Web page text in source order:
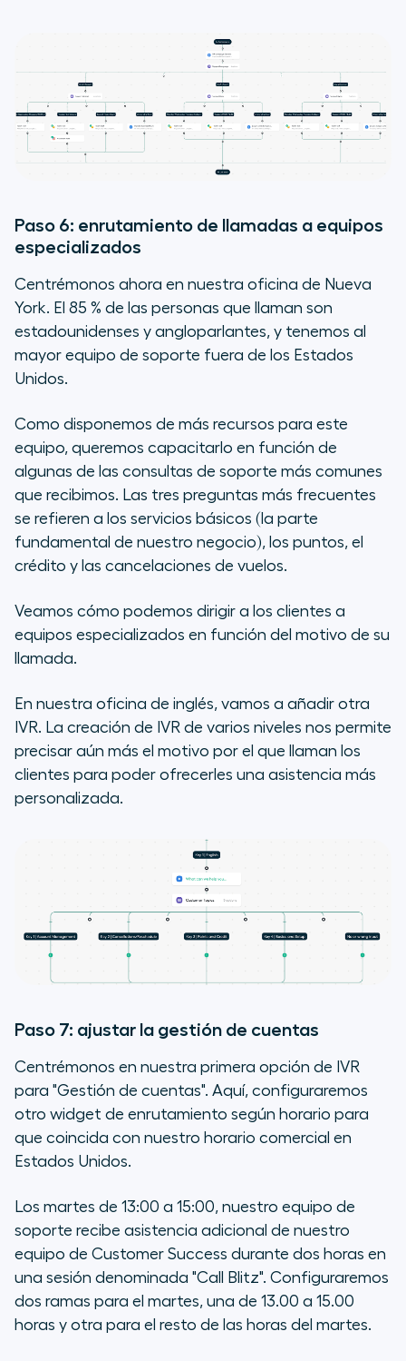
Paso 6: enrutamiento de llamadas a equipos
especializados
Centrémonos ahora en nuestra oficina de Nueva
York. El 85 % de las personas que llaman son
estadounidenses y angloparlantes, y tenemos al
mayor equipo de soporte fuera de los Estados
Unidos.
Como disponemos de más recursos para este
equipo, queremos capacitarlo en función de
algunas de las consultas de soporte más comunes
que recibimos. Las tres preguntas más frecuentes
se refieren a los servicios básicos (la parte
fundamental de nuestro negocio), los puntos, el
crédito y las cancelaciones de vuelos.
Veamos cómo podemos dirigir a los clientes a
equipos especializados en función del motivo de su
llamada.
En nuestra oficina de inglés, vamos a añadir otra
IVR. La creación de IVR de varios niveles nos permite
precisar aún más el motivo por el que llaman los
clientes para poder ofrecerles una asistencia más
personalizada.
Paso 7: ajustar la gestión de cuentas
Centrémonos en nuestra primera opción de IVR
para "Gestión de cuentas". Aquí, configuraremos
otro widget de enrutamiento según horario para
que coincida con nuestro horario comercial en
Estados Unidos.
Los martes de 13:00 a 15:00, nuestro equipo de
soporte recibe asistencia adicional de nuestro
equipo de Customer Success durante dos horas en
una sesión denominada "Call Blitz". Configuraremos
dos ramas para el martes, una de 13.00 a 15.00
horas y otra para el resto de las horas del martes.